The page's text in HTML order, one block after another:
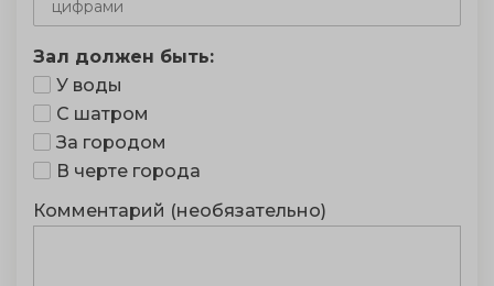
Зал должен быть:
У воды
С шатром
За городом
В черте города
Комментарий (необязательно)